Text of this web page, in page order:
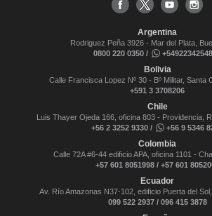
Argentina
Rodriguez Peña 3926 - Mar del Plata,
0800 220 0350 /
Bolivia
Calle Francisca Lopez Nº 30 - Bº Militar, Santa
+591 3 3708206
Chile
Luis Thayer Ojeda 166, oficina 803 - Providencia,
+56 2 3252 9330 /
+56 9 5346
Colombia
Calle 72A #6-44 edificio APA, oficina 1101 -
+57 601 8051998 / +57 601
Ecuador
Av. Río Amazonas N37-102, edificio Puerta del
099 522 2937 / 096 415 3878